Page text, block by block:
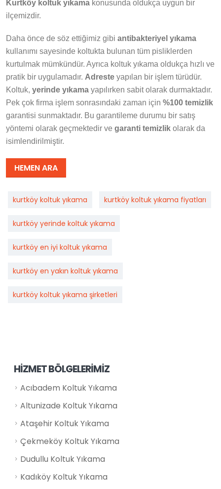
Kurtköy koltuk yıkama konusunda oldukça uygun bir
ilçemizdir.
Daha önce de söz ettiğimiz gibi antibakteriyel yıkama
kullanımı sayesinde koltukta bulunan tüm pisliklerden
kurtulmak mümkündür. Ayrıca koltuk yıkama oldukça hızlı ve
pratik bir uygulamadır. Adreste yapılan bir işlem türüdür.
Koltuk, yerinde yıkama yapılırken sabit olarak durmaktadır.
Pek çok firma işlem sonrasındaki zaman için %100 temizlik
garantisi sunmaktadır. Bu garantileme durumu bir satış
yöntemi olarak geçmektedir ve garanti temizlik olarak da
isimlendirilmiştir.
HEMEN ARA
kurtköy koltuk yıkama kurtköy koltuk yıkama fiyatları
kurtköy yerinde koltuk yıkama
kurtköy en iyi koltuk yıkama
kurtköy en yakın koltuk yıkama
kurtköy koltuk yıkama şirketleri
HİZMET BÖLGELERİMİZ
Acıbadem Koltuk Yıkama
Altunizade Koltuk Yıkama
Ataşehir Koltuk Yıkama
Çekmeköy Koltuk Yıkama
Dudullu Koltuk Yıkama
Kadıköy Koltuk Yıkama